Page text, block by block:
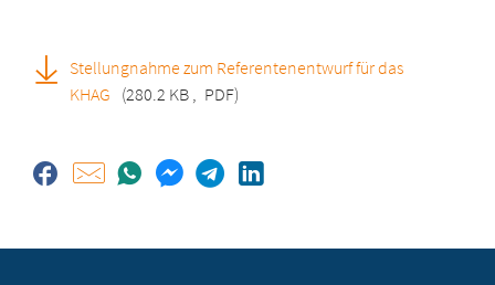
Stellungnahme zum Referentenentwurf für das
KHAG (280.2 KB , PDF)